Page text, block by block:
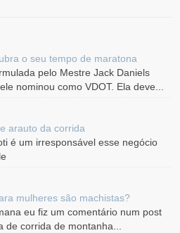
o seu tempo de maratona
pelo Mestre Jack Daniels
nominou como VDOT. Ela deve...
arauto da corrida
é um irresponsável esse negócio
mulheres são machistas?
eu fiz um comentário num post
de corrida de montanha...